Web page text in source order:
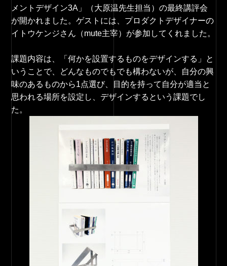
メントデザイン3A」（大原温先生担当）の最終講評会
が開かれました。ゲストには、 プロダクトデザイナーの
イトウケンジさん（mute主宰） が参加してくれました。
課題内容は、「何かを設置するものをデザインする」 と
いうことで、どんなものでもでも構わないが、自分の興
味のある ものから1点選び、
目的を持って自分が適当と
思われる場所を設定し、 デザインするという課題でし
た。